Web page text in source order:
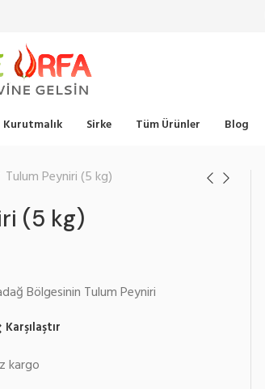
Kurutmalık Sirke Tüm Ürünler Blog
Tulum Peyniri (5 kg)
(5 kg)
Bölgesinin Tulum Peyniri
Karşılaştır
kargo